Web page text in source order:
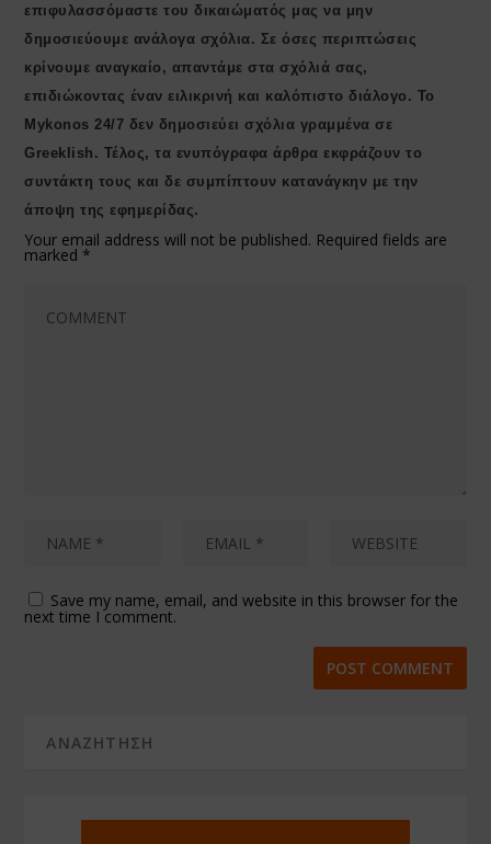
επιφυλασσόμαστε του δικαιώματός μας να μην
δημοσιεύουμε ανάλογα σχόλια. Σε όσες περιπτώσεις
κρίνουμε αναγκαίο, απαντάμε στα σχόλιά σας,
επιδιώκοντας έναν ειλικρινή και καλόπιστο διάλογο. Το
Μykonos 24/7 δεν δημοσιεύει σχόλια γραμμένα σε
Greeklish. Τέλος, τα ενυπόγραφα άρθρα εκφράζουν το
συντάκτη τους και δε συμπίπτουν κατανάγκην με την
άποψη της εφημερίδας.
Your email address will not be published. Required fields are
marked *
Save my name, email, and website in this browser for the
next time I comment.